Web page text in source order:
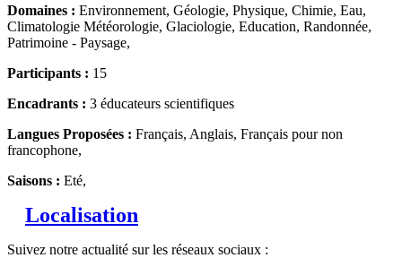
Domaines : Environnement, Géologie, Physique, Chimie, Eau,
Climatologie Météorologie, Glaciologie, Education, Randonnée,
Patrimoine - Paysage,
Participants : 15
Encadrants : 3 éducateurs scientifiques
Langues Proposées : Français, Anglais, Français pour non
francophone,
Saisons : Eté,
Localisation
Suivez notre actualité sur les réseaux sociaux :